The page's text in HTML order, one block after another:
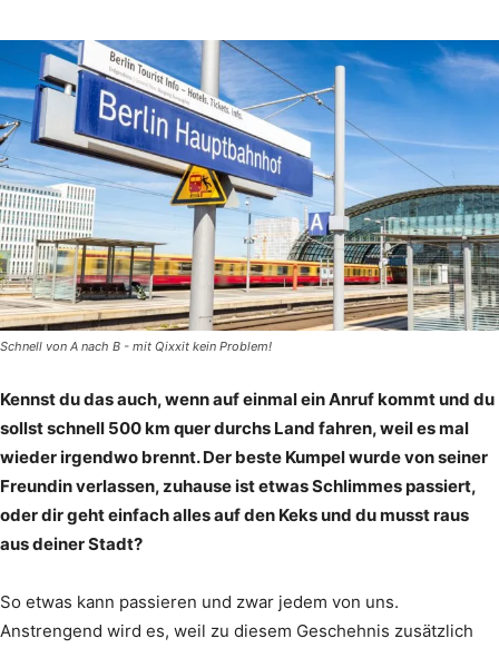
Schnell von A nach B - mit Qixxit kein Problem!
Kennst du das auch, wenn auf einmal ein Anruf kommt und du
sollst schnell 500 km quer durchs Land fahren, weil es mal
wieder irgendwo brennt. Der beste Kumpel wurde von seiner
Freundin verlassen, zuhause ist etwas Schlimmes passiert,
oder dir geht einfach alles auf den Keks und du musst raus
aus deiner Stadt?
So etwas kann passieren und zwar jedem von uns.
Anstrengend wird es, weil zu diesem Geschehnis zusätzlich